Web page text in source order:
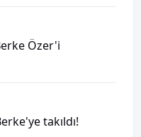
Özer'i
takıldı!